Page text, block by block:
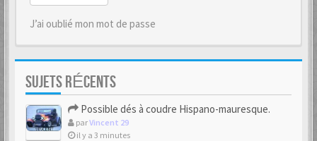
J’ai oublié mon mot de passe
SUJETS RÉCENTS
Possible dés à coudre Hispano-mauresque.
parVincent 29
il y a 3 minutes